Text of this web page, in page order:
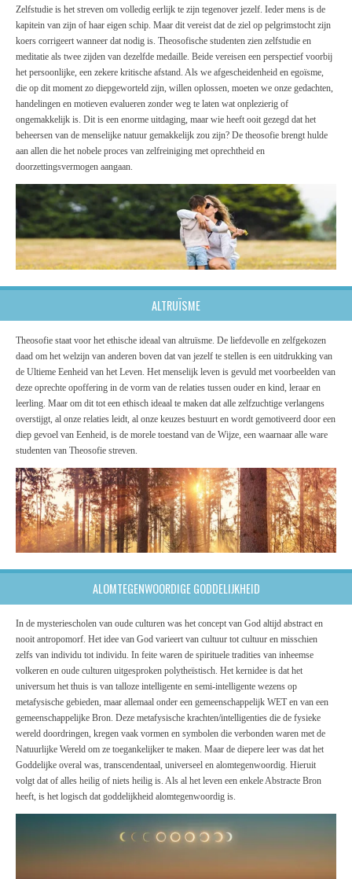
Zelfstudie is het streven om volledig eerlijk te zijn tegenover jezelf. Ieder mens is de
kapitein van zijn of haar eigen schip. Maar dit vereist dat de ziel op pelgrimstocht zijn
koers corrigeert wanneer dat nodig is. Theosofische studenten zien zelfstudie en
meditatie als twee zijden van dezelfde medaille. Beide vereisen een perspectief voorbij
het persoonlijke, een zekere kritische afstand. Als we afgescheidenheid en egoïsme,
die op dit moment zo diepgeworteld zijn, willen oplossen, moeten we onze gedachten,
handelingen en motieven evalueren zonder weg te laten wat onplezierig of
ongemakkelijk is. Dit is een enorme uitdaging, maar wie heeft ooit gezegd dat het
beheersen van de menselijke natuur gemakkelijk zou zijn? De theosofie brengt hulde
aan allen die het nobele proces van zelfreiniging met oprechtheid en
doorzettingsvermogen aangaan.
ALTRUÏSME
Theosofie staat voor het ethische ideaal van altruïsme. De liefdevolle en zelfgekozen
daad om het welzijn van anderen boven dat van jezelf te stellen is een uitdrukking van
de Ultieme Eenheid van het Leven. Het menselijk leven is gevuld met voorbeelden van
deze oprechte opoffering in de vorm van de relaties tussen ouder en kind, leraar en
leerling. Maar om dit tot een ethisch ideaal te maken dat alle zelfzuchtige verlangens
overstijgt, al onze relaties leidt, al onze keuzes bestuurt en wordt gemotiveerd door een
diep gevoel van Eenheid, is de morele toestand van de Wijze, een waarnaar alle ware
studenten van Theosofie streven.
ALOMTEGENWOORDIGE GODDELIJKHEID
In de mysteriescholen van oude culturen was het concept van God altijd abstract en
nooit antropomorf. Het idee van God varieert van cultuur tot cultuur en misschien
zelfs van individu tot individu. In feite waren de spirituele tradities van inheemse
volkeren en oude culturen uitgesproken polytheïstisch. Het kernidee is dat het
universum het thuis is van talloze intelligente en semi-intelligente wezens op
metafysische gebieden, maar allemaal onder een gemeenschappelijk WET en van een
gemeenschappelijke Bron. Deze metafysische krachten/intelligenties die de fysieke
wereld doordringen, kregen vaak vormen en symbolen die verbonden waren met de
Natuurlijke Wereld om ze toegankelijker te maken. Maar de diepere leer was dat het
Goddelijke overal was, transcendentaal, universeel en alomtegenwoordig. Hieruit
volgt dat of alles heilig of niets heilig is. Als al het leven een enkele Abstracte Bron
heeft, is het logisch dat goddelijkheid alomtegenwoordig is.